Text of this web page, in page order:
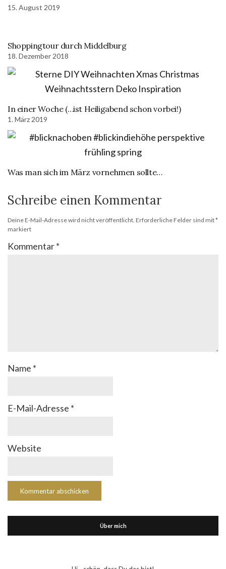
15. August 2019
Shoppingtour durch Middelburg
18. Dezember 2018
In einer Woche (…ist Heiligabend schon vorbei!)
1. März 2019
Was man sich im März vornehmen sollte…
Schreibe einen Kommentar
Deine E-Mail-Adresse wird nicht veröffentlicht. Erforderliche Felder sind mit*
markiert
Kommentar*
Name *
E-Mail-Adresse *
Website
Über mich